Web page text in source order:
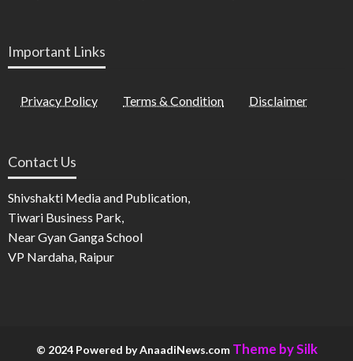
Important Links
Privacy Policy Terms & Condition Disclaimer
Contact Us
Shivshakti Media and Publication,
Tiwari Business Park,
Near Gyan Ganga School
VP Nardaha, Raipur
© 2024 Powered by AnaadiNews.com Theme by Silk